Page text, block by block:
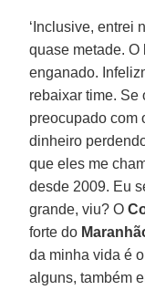
‘Inclusive, entrei
quase metade. O
enganado.
rebaixar time. Se
preocupado com
dinheiro
que eles me
desde 2009. Eu
grande, viu? O
forte do
da minha vida é
alguns, também